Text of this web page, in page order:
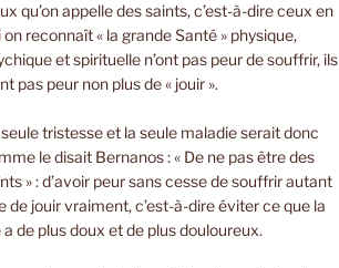
qu’on appelle des saints, c’est-à-dire ceux en
on reconnaît « la grande Santé » physique,
et spirituelle n’ont pas peur de souffrir, ils
pas peur non plus de « jouir ».
tristesse et la seule maladie serait donc
le disait Bernanos : « De ne pas être des
» : d’avoir peur sans cesse de souffrir autant
de jouir vraiment, c’est-à-dire éviter ce que la
a de plus doux et de plus douloureux.